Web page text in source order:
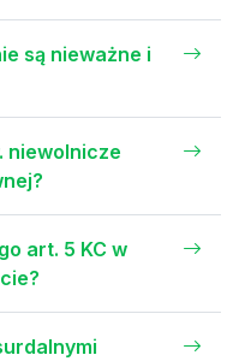
są nieważne i
niewolnicze
art. 5 KC w